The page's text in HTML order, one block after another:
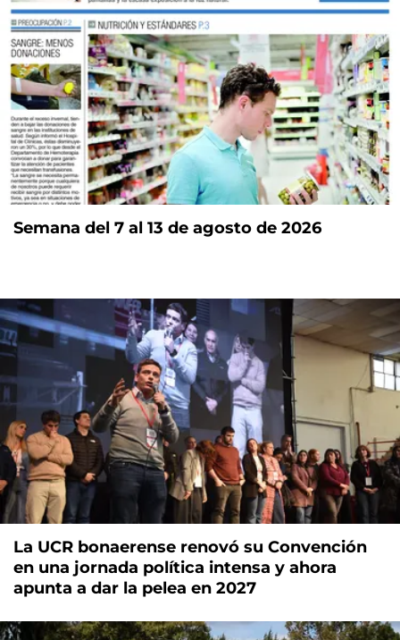
Semana del 7 al 13 de agosto de 2026
La UCR bonaerense renovó su Convención
en una jornada política intensa y ahora
apunta a dar la pelea en 2027